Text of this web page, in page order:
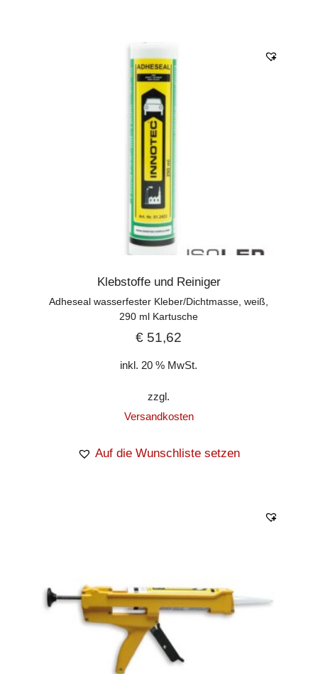
Klebstoffe und Reiniger
Adheseal wasserfester Kleber/Dichtmasse, weiß,
290 ml Kartusche
€ 51,62
inkl. 20 % MwSt.
zzgl.
Versandkosten
Auf die Wunschliste setzen